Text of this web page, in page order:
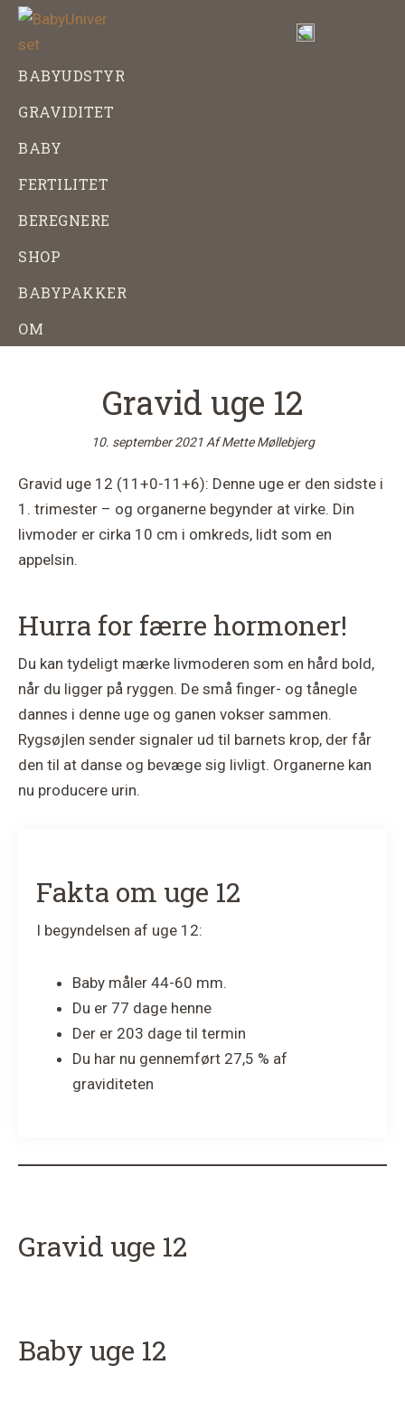
Skip
direkte
BabyUniverset
Alt
baby,
graviditet
babyudstyr
BABYUDSTYR
GRAVIDITET
BABY
FERTILITET
BEREGNERE
SHOP
BABYPAKKER
OM
Gravid uge 12
10. september 2021AfMette Møllebjerg
Gravid uge 12 (11+0-11+6): Denne uge er den sidste i
1. trimester – og organerne begynder at virke. Din
livmoder er cirka 10 cm i omkreds, lidt som en
appelsin.
Hurra for færre hormoner!
Du kan tydeligt mærke livmoderen som en hård bold,
når du ligger på ryggen. De små finger- og tånegle
dannes i denne uge og ganen vokser sammen.
Rygsøjlen sender signaler ud til barnets krop, der får
den til at danse og bevæge sig livligt. Organerne kan
nu producere urin.
Fakta om uge 12
I begyndelsen af uge 12:
Baby måler 44-60 mm.
Du er 77 dage henne
Der er 203 dage til termin
Du har nu gennemført 27,5 % af
graviditeten
Gravid uge 12
Baby uge 12